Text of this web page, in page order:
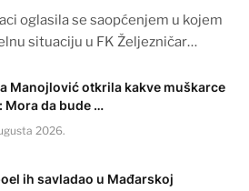
oglasila se saopćenjem u kojem
situaciju u FK Željezničar…
Manojlović otkrila kakve muškarce
Mora da bude …
2026.
ih savladao u Mađarskoj